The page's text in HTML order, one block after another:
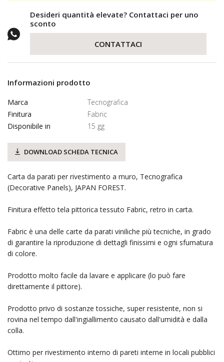
Desideri quantità elevate? Contattaci per uno
sconto
CONTATTACI
Informazioni prodotto
Marca
Tecnografica
Finitura
Fabric
Disponibile in
15 gg
DOWNLOAD SCHEDA TECNICA
Carta da parati per rivestimento a muro, Tecnografica
(Decorative Panels), JAPAN FOREST.
Finitura effetto tela pittorica tessuto Fabric, retro in carta.
Fabric è una delle carte da parati viniliche più tecniche, in grado
di garantire la riproduzione di dettagli finissimi e ogni sfumatura
di colore.
Prodotto molto facile da lavare e applicare (lo può fare
direttamente il pittore).
Prodotto privo di sostanze tossiche, super resistente, non si
rovina nel tempo dall'ingiallimento causato dall'umidità e dalla
colla.
Ottimo per rivestimento interno di pareti interne in locali pubblici